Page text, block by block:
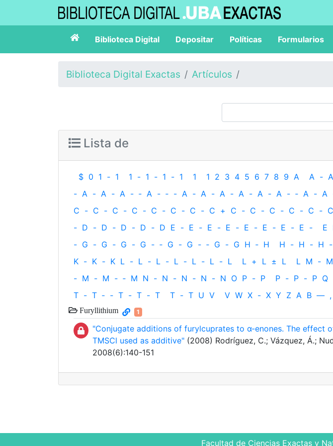
Biblioteca Digital Depositar Políticas Formularios
Biblioteca Digital Exactas Artículos
Lista de
$ 0 1 - 1 1 - 1 - 1 - 1 1 1 2 3 4 5 6 7 8 9 A A - A
- A - A - A - ‐ A - ‐ - A - A - A - A - A - A - ‐ A - A
C - C - C - C - C - C - C - C + C - C - C - C - C - C
- D - D - D - D - D E - E - E - E - E - E - E - E - E
- G - G - G - G - ‐ G - G - ‐ G - G H ‐ H H - H - H -
K - K - K L - L - L - L - L - L - L L + L ± L L M - M
- M - M - ‐ M N - N - N - N - N O P - P P - P - P Q
T - T ‐ - T - T - T T - T U V V W X - X Y Z Α Β — ,
Furyllithium 1
"Conjugate additions of furylcuprates to α-enones. The effect
TMSCl used as additive" (2008) Rodríguez, C.; Vázquez, Á.;
2008(6):140-151
Facultad de Ciencias Exactas y